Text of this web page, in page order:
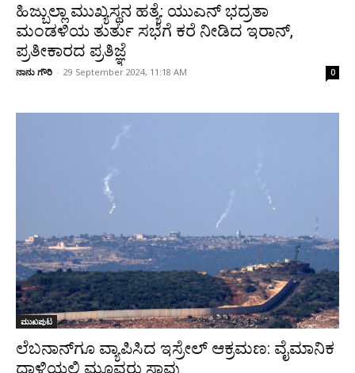
ಹಿಜ್ಬುಲ್ಲಾ ಮುಖ್ಯಸ್ಥನ ಹತ್ಯೆ: ಯುಎನ್ ಭದ್ರತಾ
ಮಂಡಳಿಯ ತುರ್ತು ಸಭೆಗೆ ಕರೆ ನೀಡಿದ ಇರಾನ್,
ಪ್ರತೀಕಾರದ ಪ್ರತಿಜ್ಞೆ
ನಾನು ಗೌರಿ - 29 September 2024, 11:18 AM 0
ಮುಖಪುಟ
ಲೆಬನಾನ್‌ಗೂ ವ್ಯಾಪಿಸಿದ ಇಸ್ರೇಲ್ ಆಕ್ರಮಣ: ವೈಮಾನಿಕ
ದಾಳಿಯಲ್ಲಿ ಮೂವರು ಸಾವು